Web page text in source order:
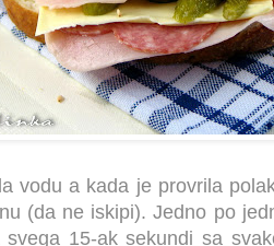
vodu a kada je provrila
(da ne iskipi). Jedno po
15-ak sekundi sa